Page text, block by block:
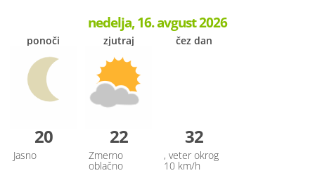
nedelja, 16. avgust 2026
ponoči
20
Jasno
zjutraj
22
Zmerno
oblačno
čez dan
32
, veter okrog
10 km/h